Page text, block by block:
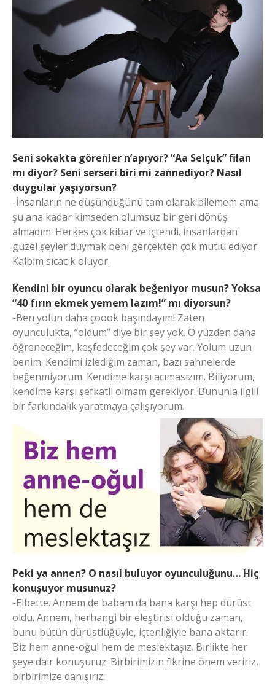
Seni sokakta görenler n’apıyor? “Aa Selçuk” filan
mı diyor? Seni serseri biri mi zannediyor? Nasıl
duygular yaşıyorsun?
-İnsanların ne düşündüğünü tam olarak bilemem ama
şu ana kadar kimseden olumsuz bir geri dönüş
almadım. Herkes çok kibar ve içtendi. İnsanlardan
güzel şeyler duymak beni gerçekten çok mutlu ediyor.
Kalbim sıcacık oluyor.
Kendini bir oyuncu olarak beğeniyor musun? Yoksa
“40 fırın ekmek yemem lazım!” mı diyorsun?
-Ben yolun daha çoook başındayım! Zaten
oyunculukta, “oldum” diye bir şey yok. O yüzden daha
öğreneceğim, keşfedeceğim çok şey var. Yolum uzun
benim. Kendimi izlediğim zaman, bazı sahnelerde
beğenmiyorum. Kendime karşı acımasızım. Biliyorum,
kendime karşı şefkatli olmam gerekiyor. Bununla ilgili
bir farkındalık yaratmaya çalışıyorum.
Peki ya annen? O nasıl buluyor oyunculuğunu… Hiç
konuşuyor musunuz?
-Elbette. Annem de babam da bana karşı hep dürüst
oldu. Annem, herhangi bir eleştirisi olduğu zaman,
bunu bütün dürüstlüğüyle, içtenliğiyle bana aktarır.
Biz hem anne-oğul hem de meslektaşız. Birlikte her
şeye dair konuşuruz. Birbirimizin fikrine önem veririz,
birbirimize danışırız.